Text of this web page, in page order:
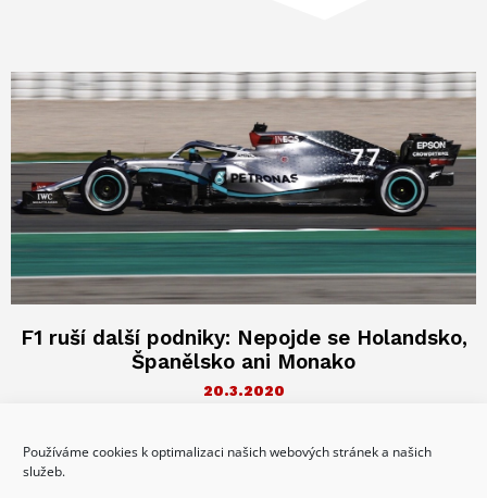
Používáme cookies k optimalizaci našich webových stránek a našich
služeb.
F1 ruší další podniky: Nepojde se Holandsko,
Španělsko ani Monako
20.3.2020
další Velké ceny